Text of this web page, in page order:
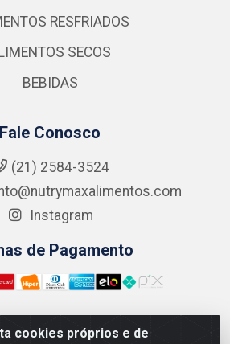
cookies próprios e de
RESFRIADOS
SECOS
BEBIDAS
Fale Conosco
(21) 2584-3524
Instagram
de Pagamento